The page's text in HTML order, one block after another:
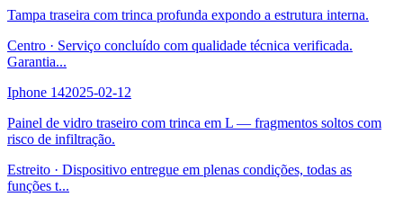
Tampa traseira com trinca profunda expondo a estrutura interna.
Centro · Serviço concluído com qualidade técnica verificada.
Garantia...
Iphone 142025-02-12
Painel de vidro traseiro com trinca em L — fragmentos soltos com
risco de infiltração.
Estreito · Dispositivo entregue em plenas condições, todas as
funções t...